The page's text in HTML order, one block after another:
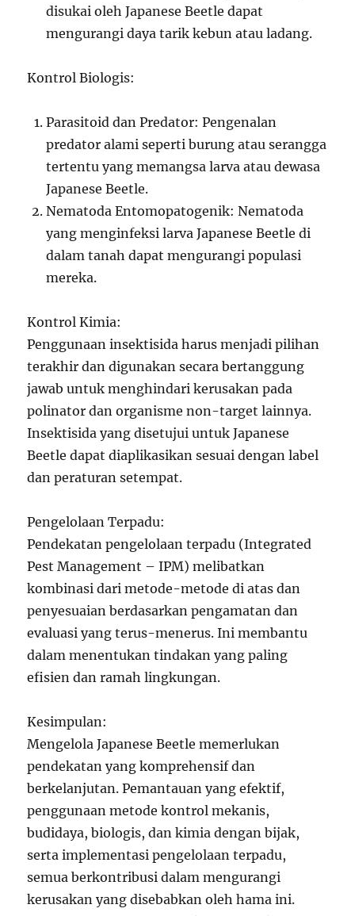
disukai oleh Japanese Beetle dapat
mengurangi daya tarik kebun atau ladang.
Kontrol Biologis:
Parasitoid dan Predator: Pengenalan
predator alami seperti burung atau serangga
tertentu yang memangsa larva atau dewasa
Japanese Beetle.
Nematoda Entomopatogenik: Nematoda
yang menginfeksi larva Japanese Beetle di
dalam tanah dapat mengurangi populasi
mereka.
Kontrol Kimia:
Penggunaan insektisida harus menjadi pilihan
terakhir dan digunakan secara bertanggung
jawab untuk menghindari kerusakan pada
polinator dan organisme non-target lainnya.
Insektisida yang disetujui untuk Japanese
Beetle dapat diaplikasikan sesuai dengan label
dan peraturan setempat.
Pengelolaan Terpadu:
Pendekatan pengelolaan terpadu (Integrated
Pest Management – IPM) melibatkan
kombinasi dari metode-metode di atas dan
penyesuaian berdasarkan pengamatan dan
evaluasi yang terus-menerus. Ini membantu
dalam menentukan tindakan yang paling
efisien dan ramah lingkungan.
Kesimpulan:
Mengelola Japanese Beetle memerlukan
pendekatan yang komprehensif dan
berkelanjutan. Pemantauan yang efektif,
penggunaan metode kontrol mekanis,
budidaya, biologis, dan kimia dengan bijak,
serta implementasi pengelolaan terpadu,
semua berkontribusi dalam mengurangi
kerusakan yang disebabkan oleh hama ini.